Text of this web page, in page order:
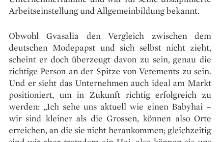
Arbeitseinstellung und Allgemeinbildung bekannt.
Obwohl Gvasalia den Vergleich zwischen dem
deutschen Modepapst und sich selbst nicht zieht,
scheint er doch überzeugt davon zu sein, genau die
richtige Person an der Spitze von Vetements zu sein.
Und er sieht das Unternehmen auch ideal am Markt
positioniert, um in Zukunft richtig erfolgreich zu
werden: „Ich sehe uns aktuell wie einen Babyhai –
wir sind kleiner als die Grossen, können also Orte
erreichen, an die sie nicht herankommen; gleichzeitig